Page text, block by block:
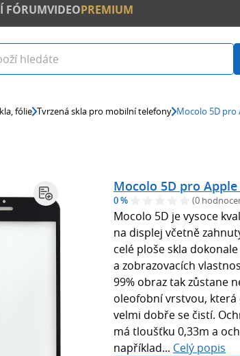
FÓRUMVIDEOPREMIUM
fólie Tvrzená skla pro mobilní telefony Mocolo 5D pro
Mocolo 5D pro Apple
0 % (0
Mocolo 5D je vysoce
na displej včetně
celé ploše skla
a zobrazovacích
99% obraz tak zůstane
oleofobní vrstvou, která
velmi dobře se čistí.
má tloušťku 0,33m a
například... Celý popis